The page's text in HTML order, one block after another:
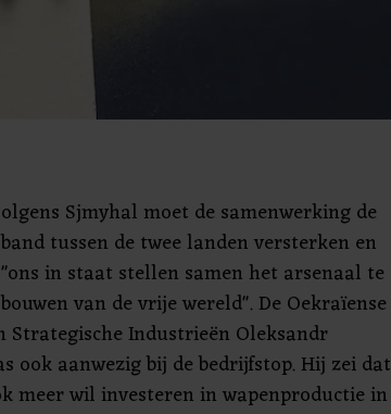
olgens Sjmyhal moet de samenwerking de
band tussen de twee landen versterken en
"ons in staat stellen samen het arsenaal te
bouwen van de vrije wereld". De Oekraïense
Strategische Industrieën Oleksandr
ook aanwezig bij de bedrijfstop. Hij zei dat
meer wil investeren in wapenproductie in